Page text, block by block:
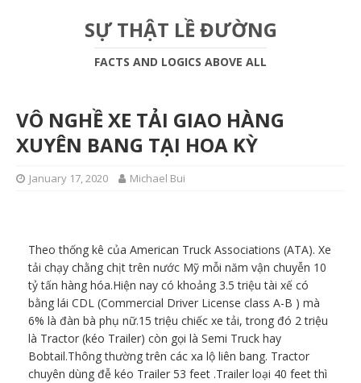
SỰ THẬT LỀ ĐƯỜNG
FACTS AND LOGICS ABOVE ALL
VÔ NGHỀ XE TẢI GIAO HÀNG
XUYÊN BANG TẠI HOA KỲ
January 17, 2020 Michael Bui
Theo thống kê của American Truck Associations (ATA). Xe
tải chạy chằng chịt trên nước Mỹ mỗi năm vận chuyễn 10
tỷ tấn hàng hóa.Hiện nay có khoảng 3.5 triệu tài xế có
bằng lái CDL (Commercial Driver License class A-B ) mà
6% là đàn bà phụ nữ.15 triệu chiếc xe tải, trong đó 2 triệu
là Tractor (kéo Trailer) còn gọi là Semi Truck hay
Bobtail.Thông thường trên các xa lộ liên bang. Tractor
chuyên dùng đễ kéo Trailer 53 feet .Trailer loại 40 feet thì